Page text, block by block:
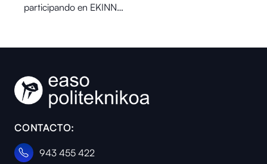
participando en EKINN…
CONTACTO:
943 455 422